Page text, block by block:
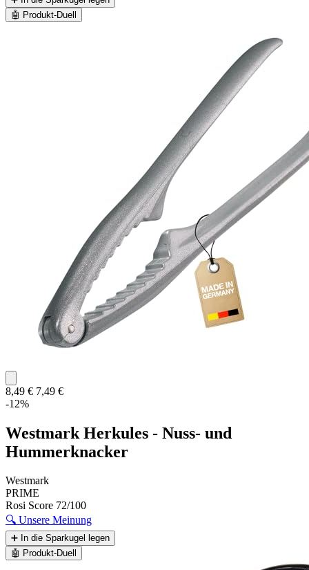
🤖 Produkt-Duell
8,49 € 7,49 €
-12%
Westmark Herkules - Nuss- und
Hummerknacker
Westmark
PRIME
Rosi Score 72/100
🔍 Unsere Meinung
➕ In die Sparkugel legen
🤖 Produkt-Duell